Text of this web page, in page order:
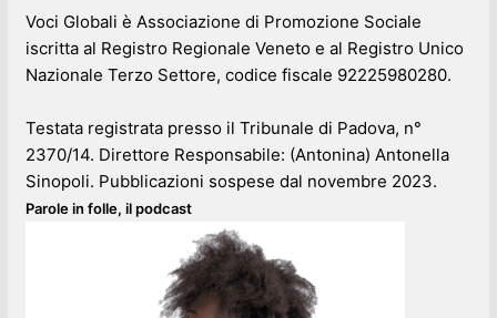
Voci Globali è Associazione di Promozione Sociale
iscritta al Registro Regionale Veneto e al Registro Unico
Nazionale Terzo Settore, codice fiscale 92225980280.
Testata registrata presso il Tribunale di Padova, n°
2370/14. Direttore Responsabile: (Antonina) Antonella
Sinopoli. Pubblicazioni sospese dal novembre 2023.
Parole in folle, il podcast